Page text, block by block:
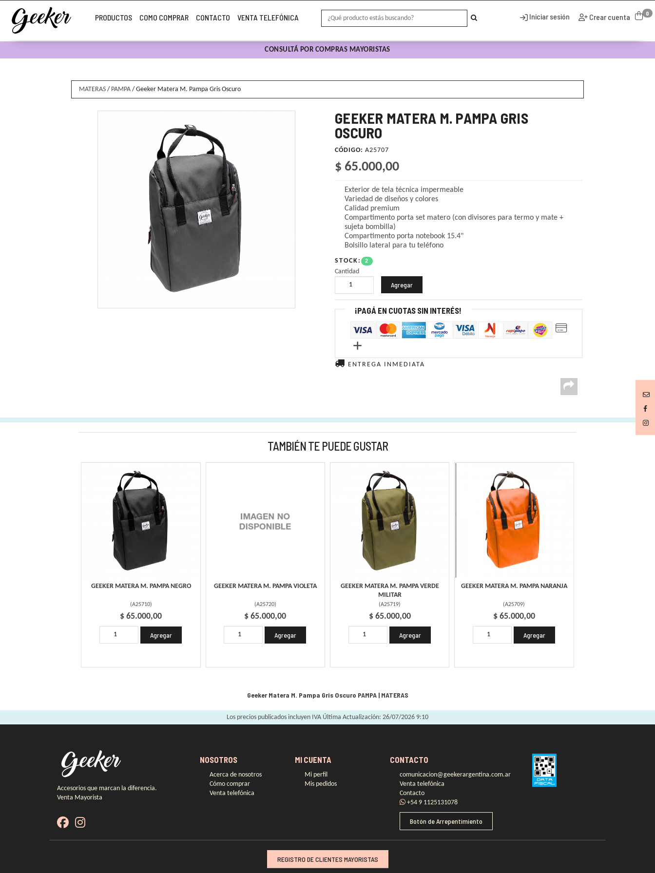
Iniciar sesión Crear cuenta 0
PRODUCTOS COMO COMPRAR CONTACTO VENTA TELEFÓNICA
CONSULTÁ POR COMPRAS MAYORISTAS
MATERAS / PAMPA / Geeker Matera M. Pampa Gris Oscuro
GEEKER MATERA M. PAMPA GRIS
OSCURO
CÓDIGO: A25707
$ 65.000,00
Exterior de tela técnica impermeable
Variedad de diseños y colores
Calidad premium
Compartimento porta set matero (con divisores para termo y mate +
sujeta bombilla)
Compartimento porta notebook 15.4"
Bolsillo lateral para tu teléfono
STOCK: 2
Cantidad
¡PAGÁ EN CUOTAS SIN INTERÉS!
ENTREGA INMEDIATA
TAMBIÉN TE PUEDE GUSTAR
GEEKER MATERA M. PAMPA NEGRO
(A25710)
$ 65.000,00
GEEKER MATERA M. PAMPA VIOLETA
(A25720)
$ 65.000,00
GEEKER MATERA M. PAMPA VERDE
MILITAR
(A25719)
$ 65.000,00
GEEKER MATERA M. PAMPA NARANJA
(A25709)
$ 65.000,00
Geeker Matera M. Pampa Gris Oscuro PAMPA| MATERAS
Los precios publicados incluyen IVA Última Actualización: 26/07/2026 9:10
Accesorios que marcan la diferencia.
Venta Mayorista
NOSOTROS
Acerca de nosotros
Cómo comprar
Venta telefónica
MI CUENTA
Mi perfil
Mis pedidos
CONTACTO
comunicacion@geekerargentina.com.ar
Venta telefónica
Contacto
+54 9 1125131078
Botón de Arrepentimiento
REGISTRO DE CLIENTES MAYORISTAS